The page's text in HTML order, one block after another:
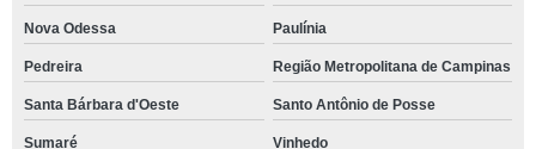
Nova Odessa Paulínia
Pedreira Região Metropolitana de Campinas
Santa Bárbara d'Oeste Santo Antônio de Posse
Sumaré Vinhedo